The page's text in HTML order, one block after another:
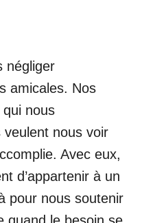
négliger
amicales. Nos
nous
nous voir
Avec eux,
d’appartenir à un
pour nous soutenir